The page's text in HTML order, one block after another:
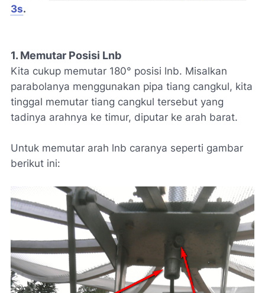
3s.
1. Memutar Posisi Lnb
Kita cukup memutar 180° posisi lnb. Misalkan
parabolanya menggunakan pipa tiang cangkul, kita
tinggal memutar tiang cangkul tersebut yang
tadinya arahnya ke timur, diputar ke arah barat.
Untuk memutar arah lnb caranya seperti gambar
berikut ini: